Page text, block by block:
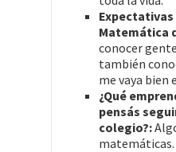
Matemática
conocer
también
me vaya bien
¿Qué
pensás
colegio?:
matemáticas.